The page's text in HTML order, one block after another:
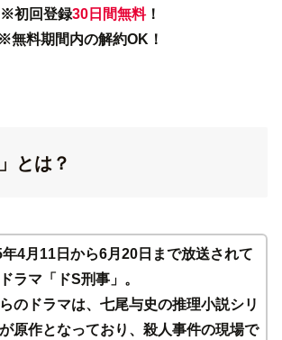
※初回登録30日間無料！
※無料期間内の解約OK！
とは？
4月11日から6月20日まで放送されて
ラマ「ドS刑事」。
のドラマは、七尾与史の推理小説シリ
原作となっており、殺人事件の現場で